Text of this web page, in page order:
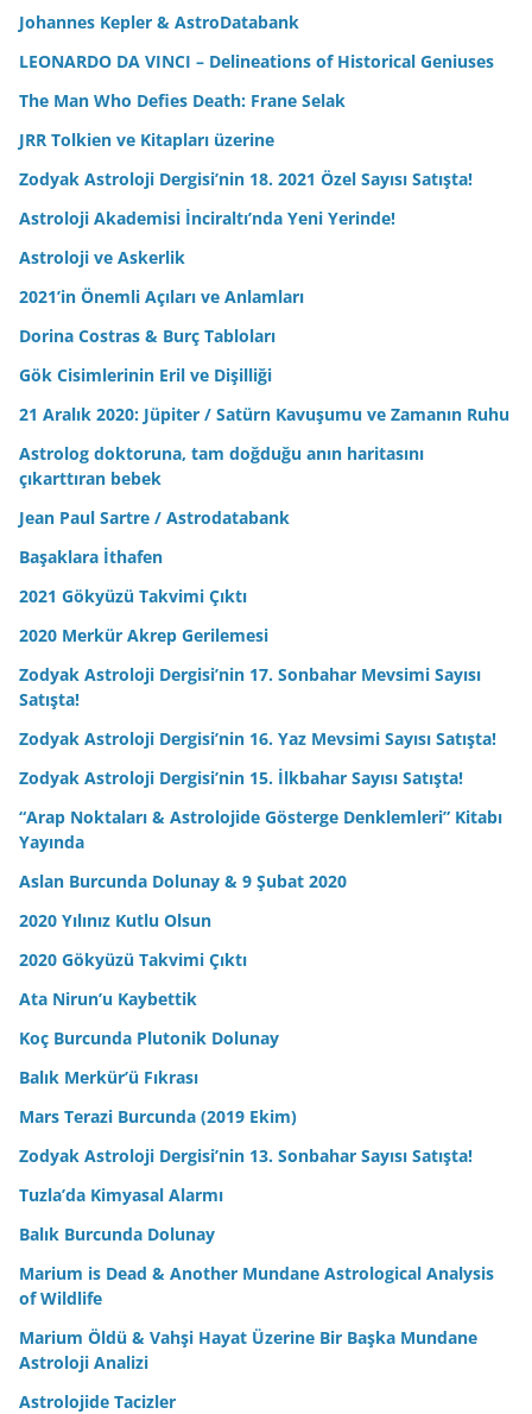
Johannes Kepler & AstroDatabank
LEONARDO DA VINCI – Delineations of Historical Geniuses
The Man Who Defies Death: Frane Selak
JRR Tolkien ve Kitapları üzerine
Zodyak Astroloji Dergisi’nin 18. 2021 Özel Sayısı Satışta!
Astroloji Akademisi İnciraltı’nda Yeni Yerinde!
Astroloji ve Askerlik
2021’in Önemli Açıları ve Anlamları
Dorina Costras & Burç Tabloları
Gök Cisimlerinin Eril ve Dişilliği
21 Aralık 2020: Jüpiter / Satürn Kavuşumu ve Zamanın Ruhu
Astrolog doktoruna, tam doğduğu anın haritasını
çıkarttıran bebek
Jean Paul Sartre / Astrodatabank
Başaklara İthafen
2021 Gökyüzü Takvimi Çıktı
2020 Merkür Akrep Gerilemesi
Zodyak Astroloji Dergisi’nin 17. Sonbahar Mevsimi Sayısı
Satışta!
Zodyak Astroloji Dergisi’nin 16. Yaz Mevsimi Sayısı Satışta!
Zodyak Astroloji Dergisi’nin 15. İlkbahar Sayısı Satışta!
“Arap Noktaları & Astrolojide Gösterge Denklemleri” Kitabı
Yayında
Aslan Burcunda Dolunay & 9 Şubat 2020
2020 Yılınız Kutlu Olsun
2020 Gökyüzü Takvimi Çıktı
Ata Nirun’u Kaybettik
Koç Burcunda Plutonik Dolunay
Balık Merkür’ü Fıkrası
Mars Terazi Burcunda (2019 Ekim)
Zodyak Astroloji Dergisi’nin 13. Sonbahar Sayısı Satışta!
Tuzla’da Kimyasal Alarmı
Balık Burcunda Dolunay
Marium is Dead & Another Mundane Astrological Analysis
of Wildlife
Marium Öldü & Vahşi Hayat Üzerine Bir Başka Mundane
Astroloji Analizi
Astrolojide Tacizler